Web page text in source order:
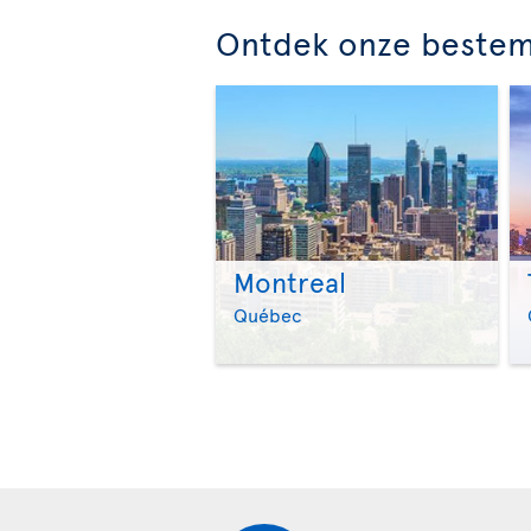
Ontdek onze
Montreal
Québec